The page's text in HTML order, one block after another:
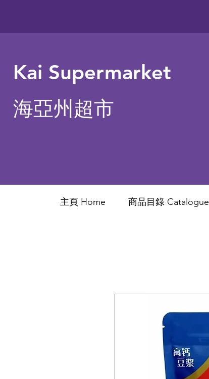
Kai Supermarket
海亞州超市
主頁 Home 商品目錄 ​Catalogue